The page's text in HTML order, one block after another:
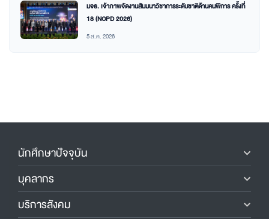
มจธ. เจ้าภาพจัดงานสัมมนาวิชาการระดับชาติด้านคนพิการ ครั้งที่
18 (NCPD 2026)
5 ส.ค. 2026
นักศึกษาปัจจุบัน
บุคลากร
บริการสังคม